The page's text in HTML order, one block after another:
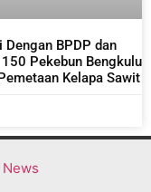
BPDP dan
Pekebun Bengkulu
Kelapa Sawit